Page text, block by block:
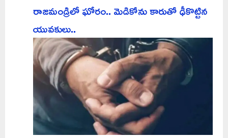
రాజమండ్రిలో ఘోరం.. మెడికోను కారుతో ఢీకొట్టిన
యువకులు..